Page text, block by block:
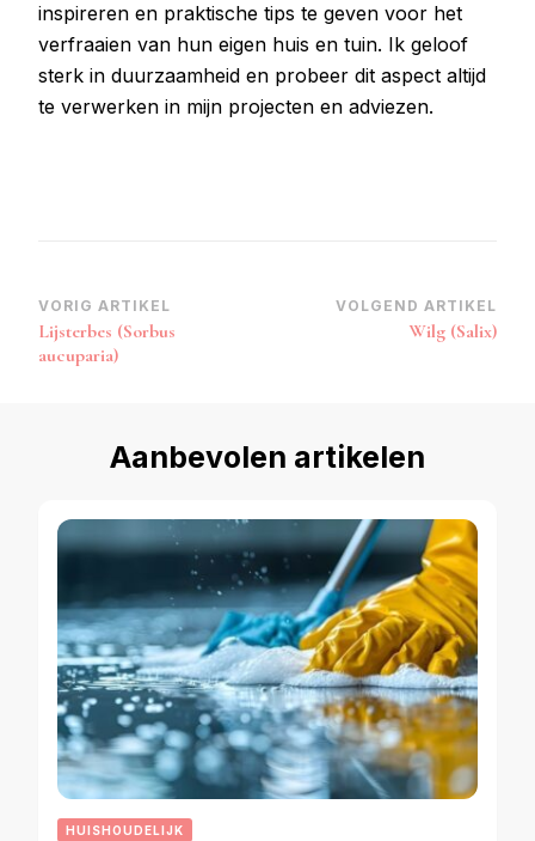
inspireren en praktische tips te geven voor het
verfraaien van hun eigen huis en tuin. Ik geloof
sterk in duurzaamheid en probeer dit aspect altijd
te verwerken in mijn projecten en adviezen.
Bericht
navigatie
VORIG ARTIKEL
Lijsterbes (Sorbus
aucuparia)
VOLGEND ARTIKEL
Wilg (Salix)
Aanbevolen artikelen
HUISHOUDELIJK